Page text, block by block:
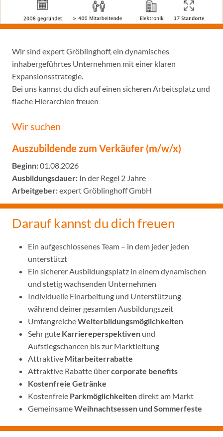
Wir sind expert Gröblinghoff, ein dynamisches
inhabergeführtes Unternehmen mit einer klaren
Expansionsstrategie.
Bei uns kannst du dich auf einen sicheren Arbeitsplatz und
flache Hierarchien freuen
Wir suchen
Auszubildende zum Verkäufer (m/w/x)
Beginn:01.08.2026
Ausbildungsdauer: In der Regel 2 Jahre
Arbeitgeber:expert Gröblinghoff GmbH
Darauf kannst du dich freuen
Ein aufgeschlossenes Team – in dem jeder jeden
unterstützt
Ein sicherer Ausbildungsplatz in einem dynamischen
und stetig wachsenden Unternehmen
Individuelle Einarbeitung und Unterstützung
während deiner gesamten Ausbildungszeit
UmfangreicheWeiterbildungsmöglichkeiten
Sehr gute Karriereperspektiven und
Aufstiegschancen bis zur Marktleitung
Attraktive Mitarbeiterrabatte
Attraktive Rabatte übercorporate benefits
Kostenfreie Getränke
Kostenfreie Parkmöglichkeitendirekt am Markt
GemeinsameWeihnachtsessen und Sommerfeste